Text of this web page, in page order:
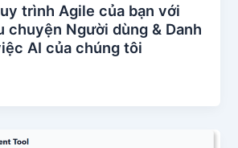
trình Agile của bạn với
chuyện Người dùng & Danh
AI của chúng tôi